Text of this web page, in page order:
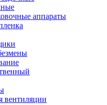
аппараты
вентиляции